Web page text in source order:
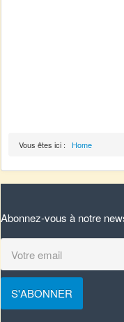
Vous êtes ici : Home
Abonnez-vous à notre
S'ABONNER